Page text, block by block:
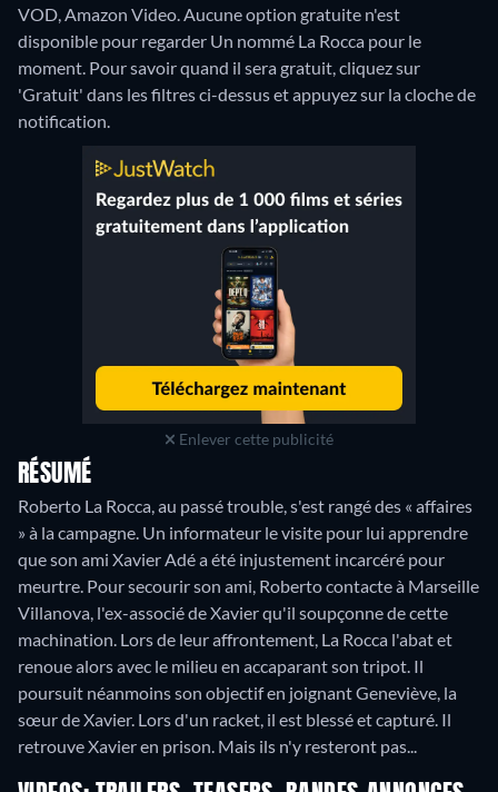
VOD, Amazon Video.Aucune option gratuite n'est
disponible pour regarder Un nommé La Rocca pour le
moment. Pour savoir quand il sera gratuit, cliquez sur
'Gratuit' dans les filtres ci-dessus et appuyez sur la cloche de
notification.
Enlever cette publicité
RÉSUMÉ
Roberto La Rocca, au passé trouble, s'est rangé des « affaires
» à la campagne. Un informateur le visite pour lui apprendre
que son ami Xavier Adé a été injustement incarcéré pour
meurtre. Pour secourir son ami, Roberto contacte à Marseille
Villanova, l'ex-associé de Xavier qu'il soupçonne de cette
machination. Lors de leur affrontement, La Rocca l'abat et
renoue alors avec le milieu en accaparant son tripot. Il
poursuit néanmoins son objectif en joignant Geneviève, la
sœur de Xavier. Lors d'un racket, il est blessé et capturé. Il
retrouve Xavier en prison. Mais ils n'y resteront pas...